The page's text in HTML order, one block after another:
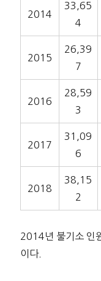
2014
33,65
4
2015
26,39
7
2016
28,59
3
2017
31,09
6
2018
38,15
2
2014년 불기소
이다.